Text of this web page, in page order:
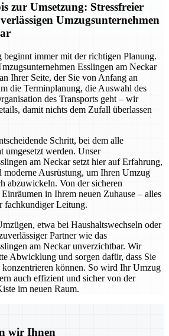
zur Umsetzung: Stressfreier
Umzugsunternehmen
immer mit der richtigen Planung.
Esslingen am Neckar
Ihrer Seite, der Sie von Anfang an
die Terminplanung, die Auswahl des
des Transports geht – wir
damit nichts dem Zufall überlassen
Schritt, bei dem alle
umgesetzt werden. Unser
am Neckar setzt hier auf Erfahrung,
moderne Ausrüstung, um Ihren Umzug
abzuwickeln. Von der sicheren
in Ihrem neuen Zuhause – alles
fachkundiger Leitung.
etwa bei Haushaltswechseln oder
Partner wie das
am Neckar unverzichtbar. Wir
Abwicklung und sorgen dafür, dass Sie
konzentrieren können. So wird Ihr Umzug
auch effizient und sicher von der
im neuen Raum.
wir Ihnen